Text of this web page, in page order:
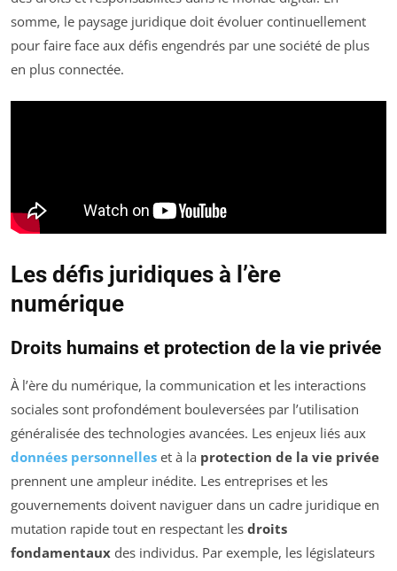
somme, le paysage juridique doit évoluer continuellement
pour faire face aux défis engendrés par une société de plus
en plus connectée.
Les défis juridiques à l’ère
numérique
Droits humains et protection de la vie privée
À l’ère du numérique, la communication et les interactions
sociales sont profondément bouleversées par l’utilisation
généralisée des technologies avancées. Les enjeux liés aux
données personnelles et à la protection de la vie privée
prennent une ampleur inédite. Les entreprises et les
gouvernements doivent naviguer dans un cadre juridique en
mutation rapide tout en respectant les droits
fondamentaux des individus. Par exemple, les législateurs